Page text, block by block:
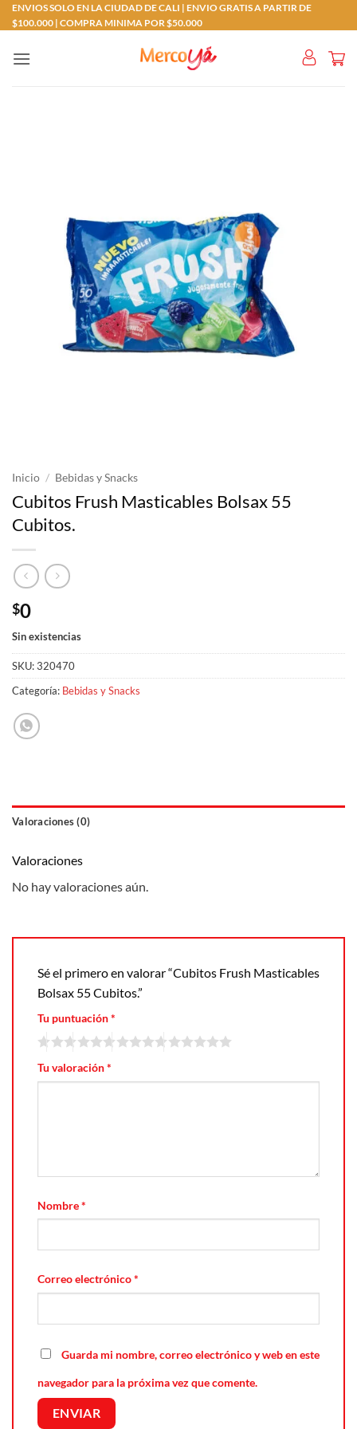
Saltar
al
ENVIOS SOLO EN LA CIUDAD DE CALI | ENVIO GRATIS A PARTIR DE
$100.000 | COMPRA MINIMA POR $50.000
Inicio / Bebidas y Snacks
Cubitos Frush Masticables Bolsax 55
Cubitos.
$0
Sin existencias
SKU:320470
Categoría: Bebidas y Snacks
Valoraciones (0)
Valoraciones
No hay valoraciones aún.
Sé el primero en valorar “Cubitos Frush Masticables
Bolsax 55 Cubitos.”
Tu puntuación*
Tu valoración*
Nombre*
Correo electrónico*
Guarda mi nombre, correo electrónico y web en este
navegador para la próxima vez que comente.